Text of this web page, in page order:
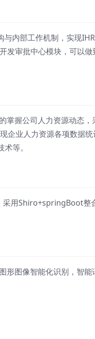
内部工作机制，实现
审批中心模块，可以
掌握公司人力资源动态
业人力资源各项数据
等。
采用Shiro+springBoot整
形图像智能化识别，智